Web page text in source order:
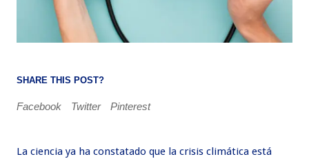
SHARE THIS POST?
Facebook Twitter Pinterest
La ciencia ya ha constatado que la crisis climática está